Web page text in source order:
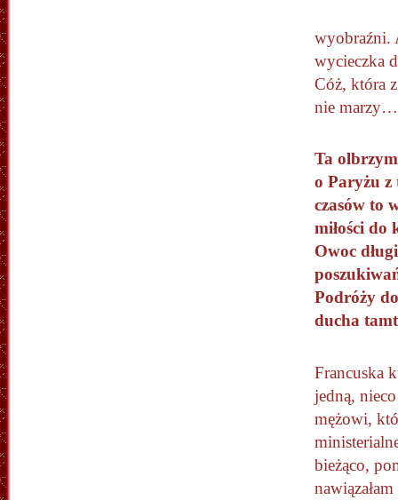
wyobraźni.
wycieczka
Cóż, która
nie marzy…
Ta
o Paryżu z
czasów to
miłości do
Owoc
Podróży
ducha
Francuska
jedną,
mężowi,
bieżąco,